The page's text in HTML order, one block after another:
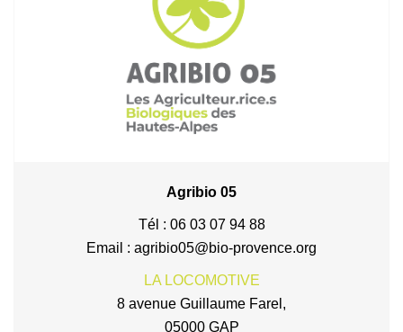
Agribio 05
Tél : 06 03 07 94 88
Email : agribio05@bio-provence.org
LA LOCOMOTIVE
8 avenue Guillaume Farel,
05000 GAP